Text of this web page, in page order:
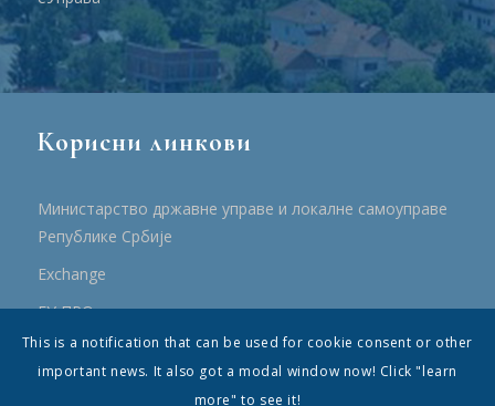
Корисни линкови
Министарство државне управе и локалне самоуправе
Републике Србије
Еxchange
ЕУ ПРО
ПРРР
This is a notification that can be used for cookie consent or other
important news. It also got a modal window now! Click "learn
more" to see it!